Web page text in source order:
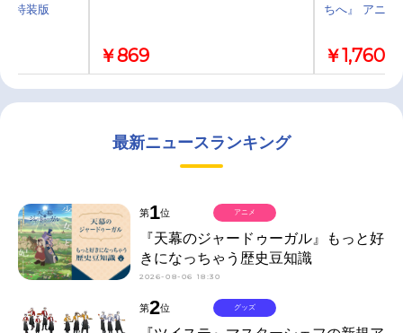
特装版
￥869
ちへ』 アニメ
￥1,760
最新ニュースランキング
第1位
『天幕のジャードゥーガル』もっと好
きになっちゃう歴史豆知識
2026-08-06 18:30
アニメ
第2位 グッズ